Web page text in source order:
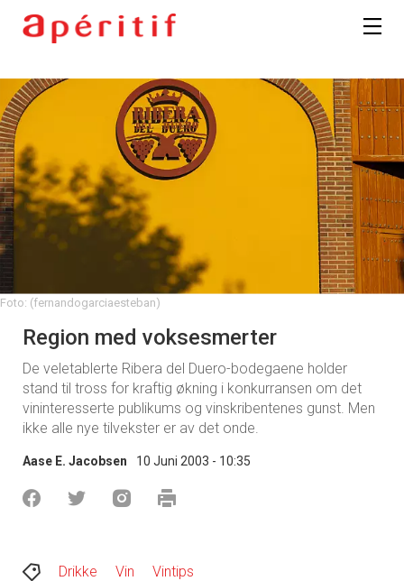
Foto: (fernandogarciaesteban)
Region med voksesmerter
De veletablerte Ribera del Duero-bodegaene holder
stand til tross for kraftig økning i konkurransen om det
vininteresserte publikums og vinskribentenes gunst. Men
ikke alle nye tilvekster er av det onde.
Aase E. Jacobsen 10 Juni 2003 - 10:35
Drikke Vin Vintips